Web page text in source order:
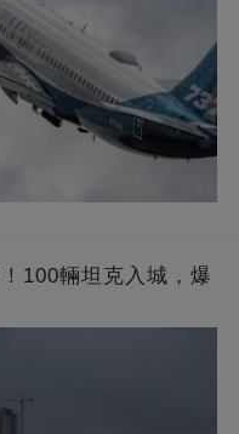
100輛坦克入城，爆